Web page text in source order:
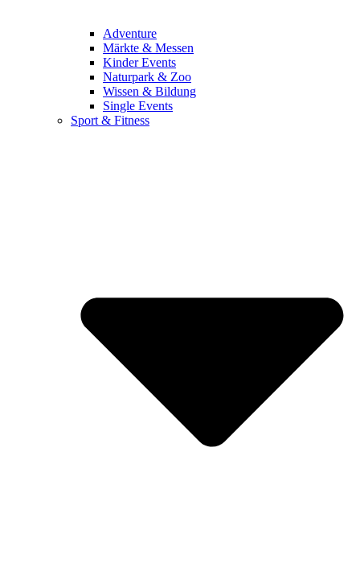
Adventure
Märkte & Messen
Kinder Events
Naturpark & Zoo
Wissen & Bildung
Single Events
Sport & Fitness